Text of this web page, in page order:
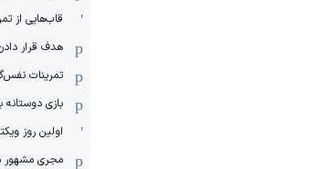
قاب‌هایی از
هدف قرار
‏تمرینات
بازی دوستانه
اولین روز
مجری